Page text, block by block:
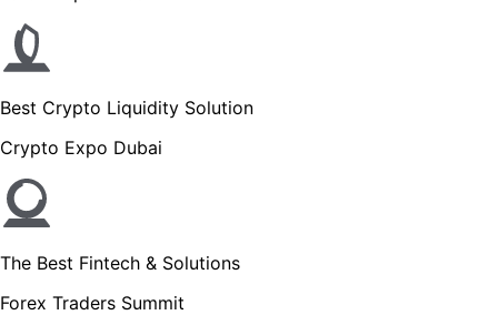
Best Crypto Liquidity Solution
Crypto Expo Dubai
The Best Fintech & Solutions
Forex Traders Summit